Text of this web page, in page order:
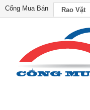
Cổng Mua Bán Rao Vặt